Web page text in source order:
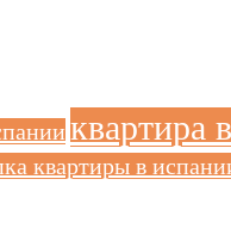
квартира
квартиры в